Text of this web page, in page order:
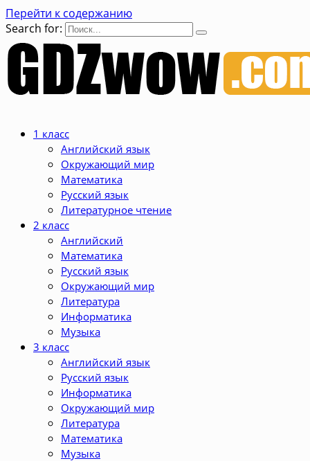
Перейти к содержанию
Search for:
1 класс
Английский язык
Окружающий мир
Математика
Русский язык
Литературное чтение
2 класс
Английский
Математика
Русский язык
Окружающий мир
Литература
Информатика
Музыка
3 класс
Английский язык
Русский язык
Информатика
Окружающий мир
Литература
Математика
Музыка